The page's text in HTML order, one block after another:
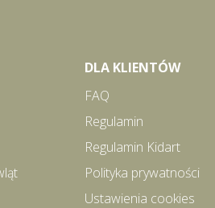
DLA KLIENTÓW
FAQ
Regulamin
Regulamin Kidart
Polityka prywatności
Ustawienia cookies